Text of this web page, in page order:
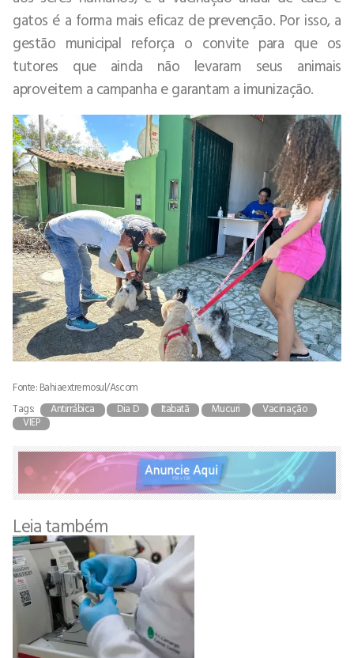
gatos é a forma mais eficaz de prevenção. Por isso, a
gestão municipal reforça o convite para que os
tutores que ainda não levaram seus animais
aproveitem a campanha e garantam a imunização.
Fonte: Bahiaextremosul/Ascom
Tags:
Antirrábica Dia D Itabatã Mucuri
Vacinação
VIEP
Leia também